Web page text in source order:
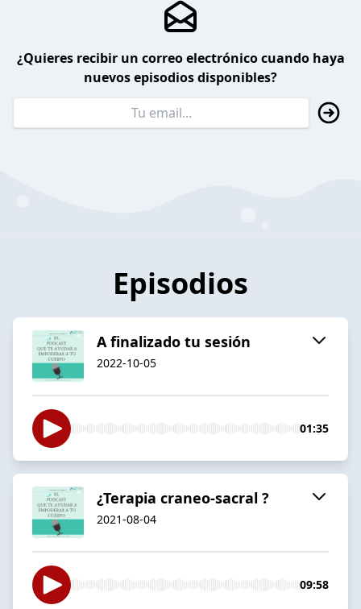
¿Quieres recibir un correo electrónico cuando haya
nuevos episodios disponibles?
Episodios
A finalizado tu sesión
2022-10-05
01:35
¿Terapia craneo-sacral ?
2021-08-04
09:58